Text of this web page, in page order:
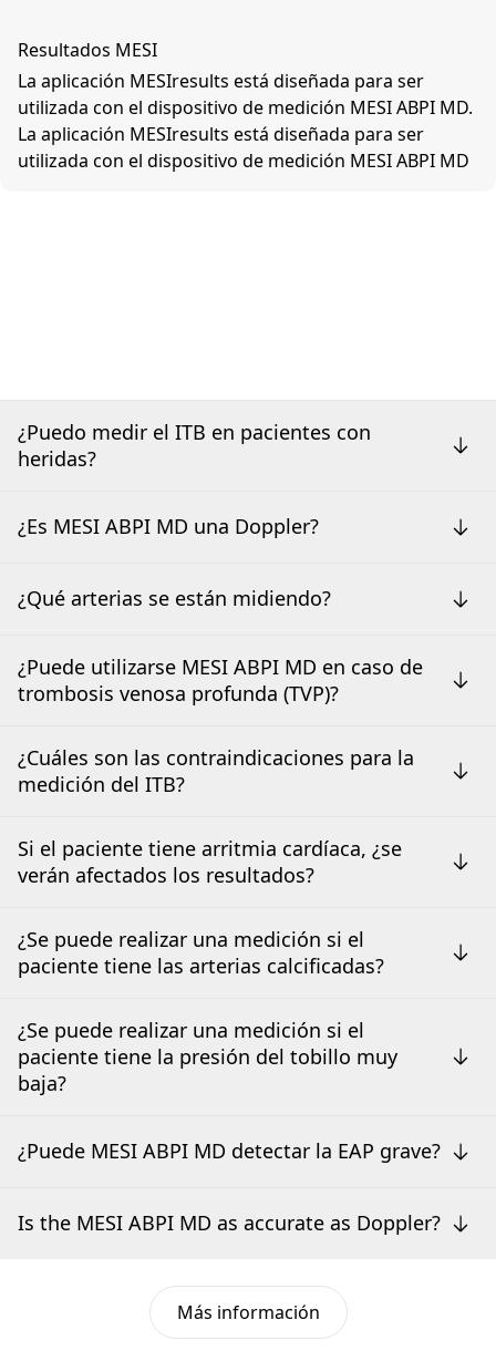
Resultados MESI
La aplicación MESIresults está diseñada para ser
utilizada con el dispositivo de medición MESI ABPI MD.
La aplicación MESIresults está diseñada para ser
utilizada con el dispositivo de medición MESI ABPI MD
¿Puedo medir el ITB en pacientes con
heridas?
¿Es MESI ABPI MD una Doppler?
¿Qué arterias se están midiendo?
¿Puede utilizarse MESI ABPI MD en caso de
trombosis venosa profunda (TVP)?
¿Cuáles son las contraindicaciones para la
medición del ITB?
Si el paciente tiene arritmia cardíaca, ¿se
verán afectados los resultados?
¿Se puede realizar una medición si el
paciente tiene las arterias calcificadas?
¿Se puede realizar una medición si el
paciente tiene la presión del tobillo muy
baja?
¿Puede MESI ABPI MD detectar la EAP grave?
Is the MESI ABPI MD as accurate as Doppler?
Más información